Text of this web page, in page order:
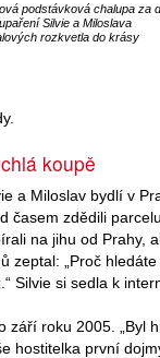
podstávková chalupa za
Silvie a Miloslava
rozkvetla do krásy
koupě
a Miloslav bydlí v
časem zdědili
na jihu od Prahy,
zeptal: „Proč
Silvie si sedla k
září roku 2005. „Byl
hostitelka první